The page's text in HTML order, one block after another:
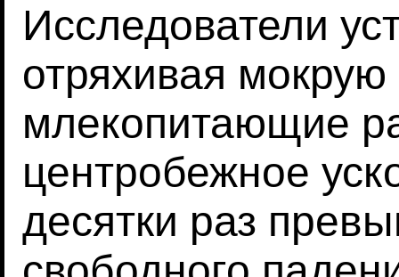
Исследователи
отряхивая
млекопитающие
центробежное
десятки раз